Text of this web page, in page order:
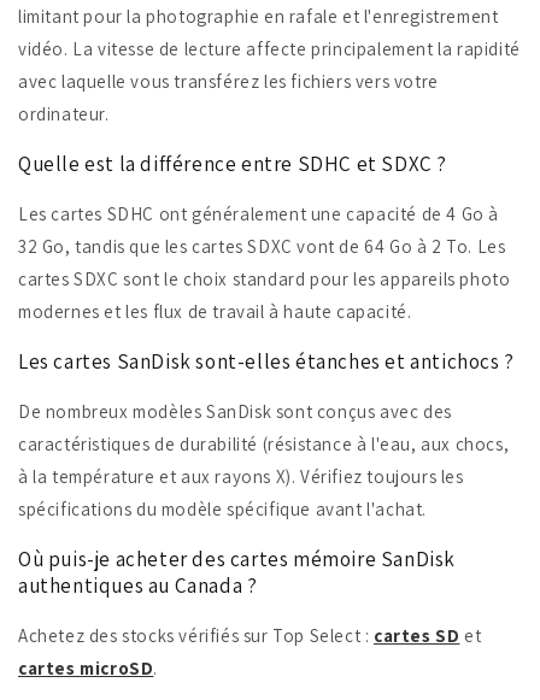
limitant pour la photographie en rafale et l'enregistrement
vidéo. La vitesse de lecture affecte principalement la rapidité
avec laquelle vous transférez les fichiers vers votre
ordinateur.
Quelle est la différence entre SDHC et SDXC ?
Les cartes SDHC ont généralement une capacité de 4 Go à
32 Go, tandis que les cartes SDXC vont de 64 Go à 2 To. Les
cartes SDXC sont le choix standard pour les appareils photo
modernes et les flux de travail à haute capacité.
Les cartes SanDisk sont-elles étanches et antichocs ?
De nombreux modèles SanDisk sont conçus avec des
caractéristiques de durabilité (résistance à l'eau, aux chocs,
à la température et aux rayons X). Vérifiez toujours les
spécifications du modèle spécifique avant l'achat.
Où puis-je acheter des cartes mémoire SanDisk
authentiques au Canada ?
Achetez des stocks vérifiés sur Top Select : cartes SD et
cartes microSD.